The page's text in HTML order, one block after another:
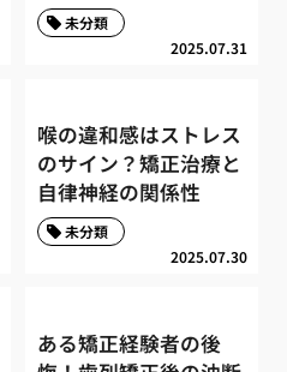
2025.07.31
未分類
喉の違和感はストレス
のサイン？矯正治療と
自律神経の関係性
2025.07.30
未分類
ある矯正経験者の後